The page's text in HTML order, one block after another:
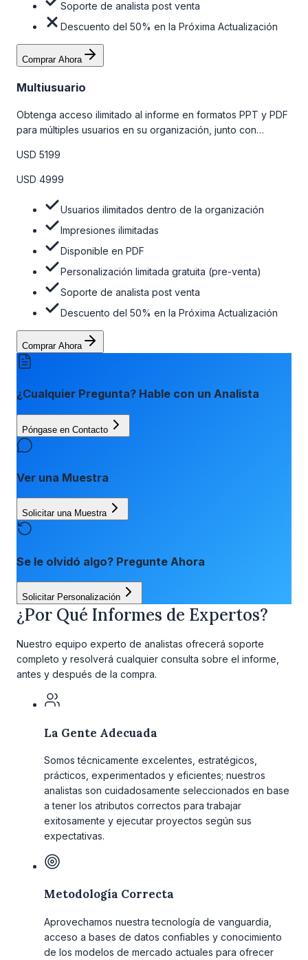
Soporte de analista post venta
Descuento del 50% en la Próxima Actualización
Comprar Ahora
Multiusuario
Obtenga acceso ilimitado al informe en formatos PPT y PDF
para múltiples usuarios en su organización, junto con
venta, el soporte post-venta de nuestros analistas y una
opción de actualización gratuita del informe dentro de 180
la tabla de precios a continuación.
USD 5199
USD 4999
Usuarios ilimitados dentro de la organización
Impresiones ilimitadas
Disponible en PDF
Personalización limitada gratuita (pre-venta)
Soporte de analista post venta
Descuento del 50% en la Próxima Actualización
Comprar Ahora
¿Cualquier Pregunta? Hable con un Analista
Póngase en Contacto
Ver una Muestra
Solicitar una Muestra
Se le olvidó algo? Pregunte Ahora
Solicitar Personalización
¿Por Qué Informes de Expertos?
Nuestro equipo experto de analistas ofrecerá soporte
completo y resolverá cualquier consulta sobre el informe,
antes y después de la compra.
La Gente Adecuada
Somos técnicamente excelentes, estratégicos,
prácticos, experimentados y eficientes; nuestros
analistas son cuidadosamente seleccionados en base
a tener los atributos correctos para trabajar
exitosamente y ejecutar proyectos según sus
expectativas.
Metodología Correcta
Aprovechamos nuestra tecnología de vanguardia,
acceso a bases de datos confiables y conocimiento
de los modelos de mercado actuales para ofrecer